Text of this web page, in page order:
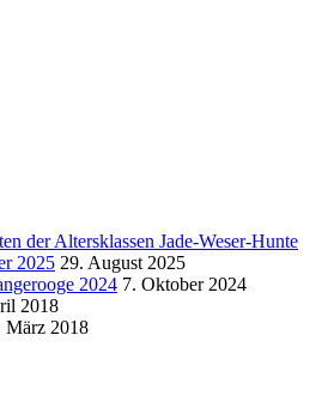
der Altersklassen Jade-Weser-Hunte
2025 29. August 2025
2024 7. Oktober 2024
2018
März 2018